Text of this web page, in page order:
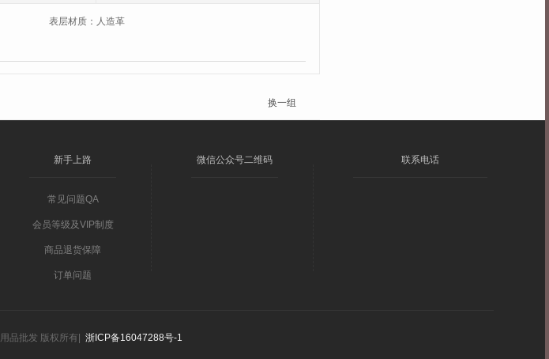
表层材质： 人造革
换一组
新手上路
常见问题QA
会员等级及VIP制度
商品退货保障
订单问题
微信公众号二维码 联系电话
品批发 版权所有| 浙ICP备16047288号-1